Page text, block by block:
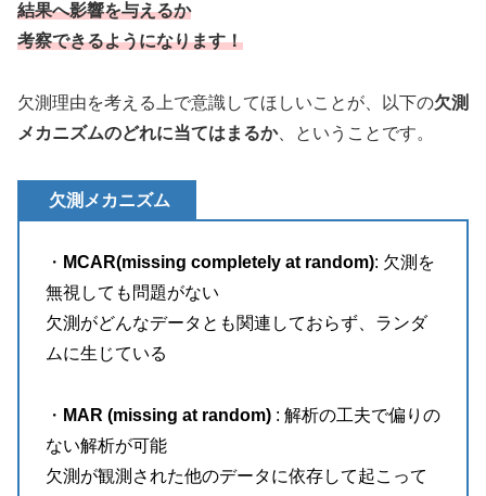
結果へ影響を与えるか
考察できるようになります！
欠測理由を考える上で意識してほしいことが、以下の欠測
メカニズムのどれに当てはまるか、ということです。
欠測メカニズム
・ MCAR(missing completely at random): 欠測を
無視しても問題がない
欠測がどんなデータとも関連しておらず、ランダ
ムに生じている
・ MAR (missing at random) : 解析の工夫で偏りの
ない解析が可能
欠測が観測された他のデータに依存して起こって